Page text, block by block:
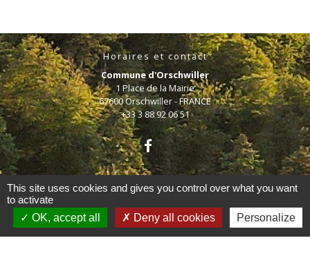
Horaires et contact
Commune d'Orschwiller
1 Place de la Mairie
67600 Orschwiller - FRANCE
+33 3 88 92 06 51
Mentions légales - Politique de confidentialité -
Accessibilité - Plan du site - Gestion des cookies
This site uses cookies and gives you control over what you want
to activate
OK, accept all
Deny all cookies Personalize